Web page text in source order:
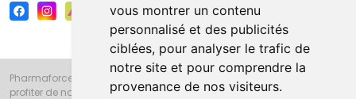
vous montrer un contenu
personnalisé et des publicités
ciblées, pour analyser le trafic de
notre site et pour comprendre la
provenance de nos visiteurs.
Pharmaforce.fr et la Grande Pharmacie d’Amiens vous souhaitent de
profiter de notre accueil, de nos conseils pharmaceutiques,